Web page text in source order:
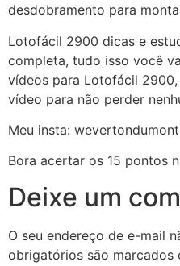
desdobramento para
Lotofácil 2900 dicas e
completa, tudo isso você
vídeos para Lotofácil
vídeo para não perder
Meu insta: wevertondumont
Bora acertar os 15 pontos
Deixe um
O seu endereço de e-mail
obrigatórios são marcados